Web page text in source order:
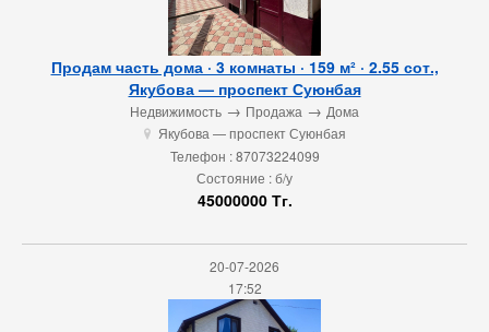
Продам часть дома · 3 комнаты · 159 м² · 2.55 сот.,
Якубова — проспект Суюнбая
Недвижимость → Продажа → Дома
u
Якубова — проспект Суюнбая
Телефон : 87073224099
Состояние : б/у
45000000 Тг.
20-07-2026
17:52